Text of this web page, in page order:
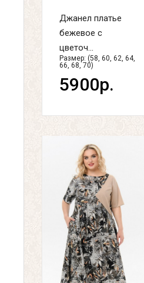
Джанел платье
бежевое с
цветоч...
Размер: (58, 60, 62, 64,
66, 68, 70)
5900р.